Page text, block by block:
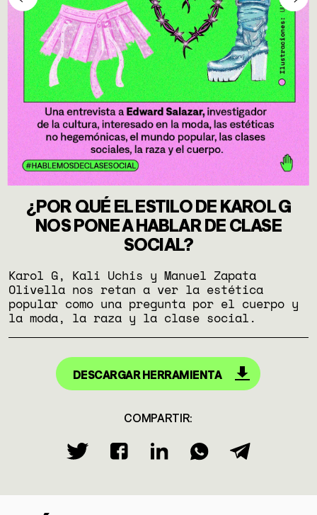
¿POR QUÉ EL ESTILO DE KAROL G
NOS PONE A HABLAR DE CLASE
SOCIAL?
Karol G, Kali Uchis y Manuel Zapata
Olivella nos retan a ver la estética
popular como una pregunta por el cuerpo y
la moda, la raza y la clase social.
DESCARGAR HERRAMIENTA
COMPARTIR: